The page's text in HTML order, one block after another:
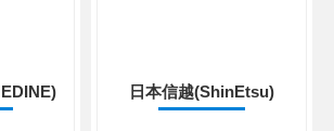
日本信越(ShinEtsu)